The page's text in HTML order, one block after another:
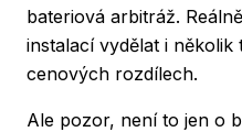
bateriová arbitráž.
instalací vydělat i
cenových rozdílech.
Ale pozor, není to jen o